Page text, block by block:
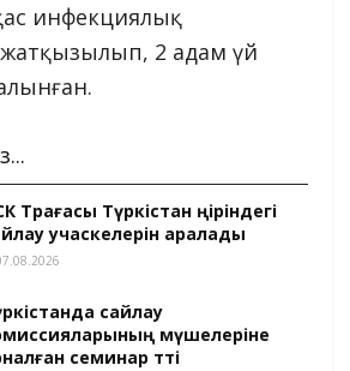
инфекциялық
2 адам үй
Төрағасы Түркістан өңіріндегі
учаскелерін аралады
сайлау
мүшелеріне
семинар өтті